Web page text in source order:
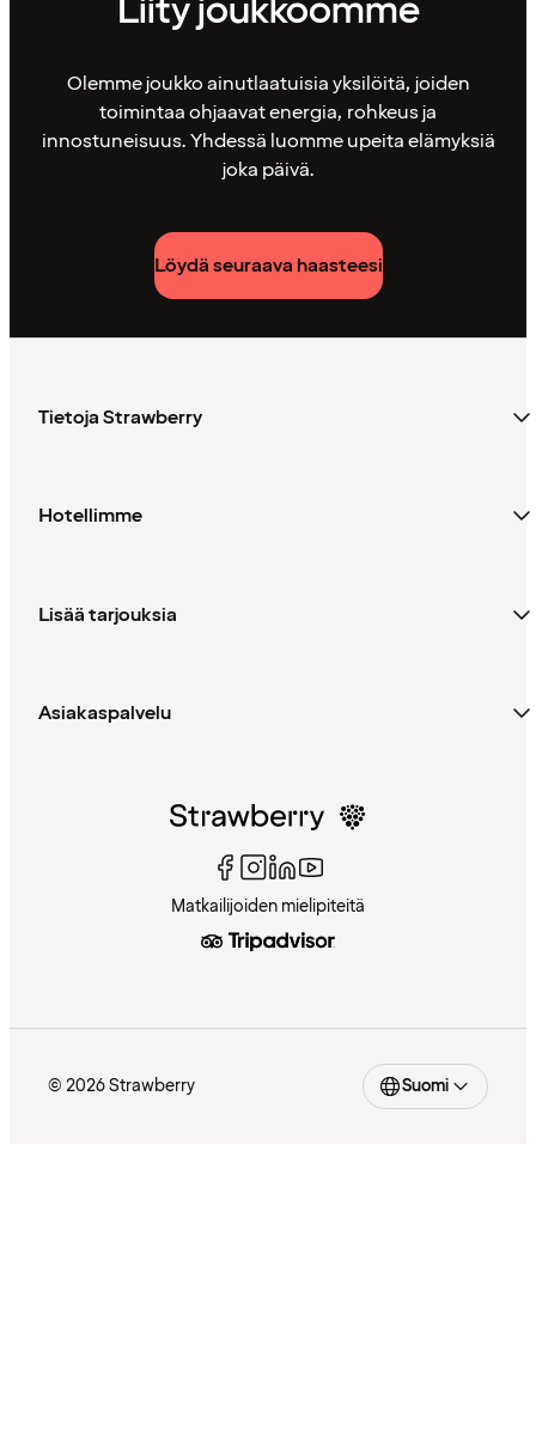
Liity joukkoomme
Olemme joukko ainutlaatuisia yksilöitä, joiden
toimintaa ohjaavat energia, rohkeus ja
innostuneisuus. Yhdessä luomme upeita elämyksiä
joka päivä.
Löydä seuraava haasteesi
Tietoja Strawberry
Hotellimme
Lisää tarjouksia
Asiakaspalvelu
Matkailijoiden mielipiteitä
© 2026 Strawberry Suomi